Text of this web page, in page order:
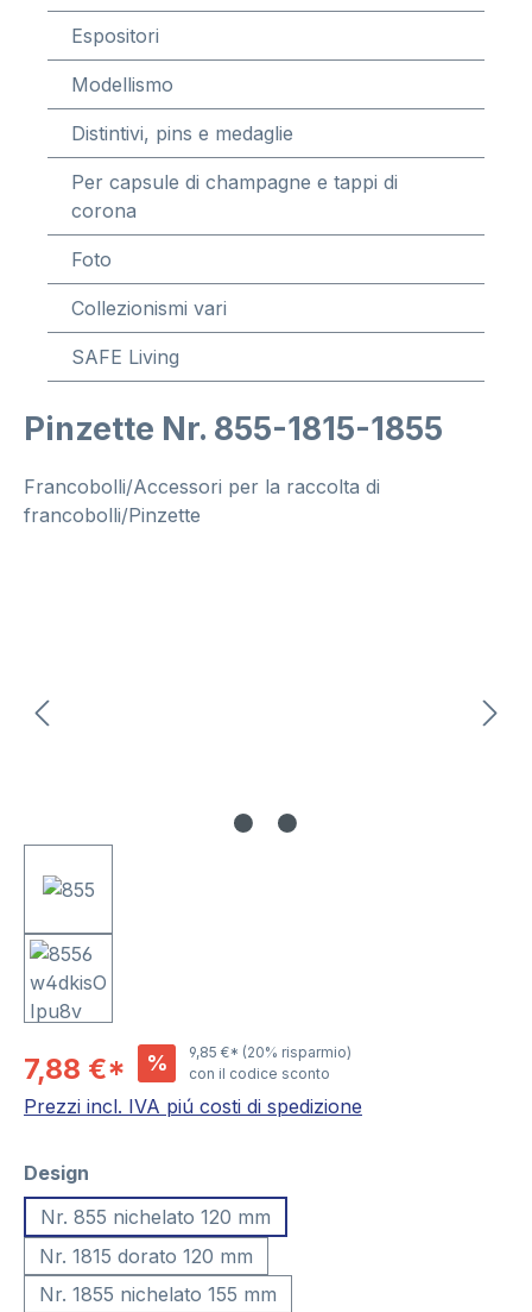
Espositori
Modellismo
Distintivi, pins e medaglie
Per capsule di champagne e tappi di
corona
Foto
Collezionismi vari
SAFE Living
Pinzette Nr. 855-1815-1855
Francobolli/Accessori per la raccolta di
francobolli/Pinzette
7,88 €* % 9,85 €* (20% risparmio)
con il codice sconto
Prezzi incl. IVA piú costi di spedizione
Seleziona
Design
Nr. 855 nichelato 120 mm
Nr. 1815 dorato 120 mm
Nr. 1855 nichelato 155 mm